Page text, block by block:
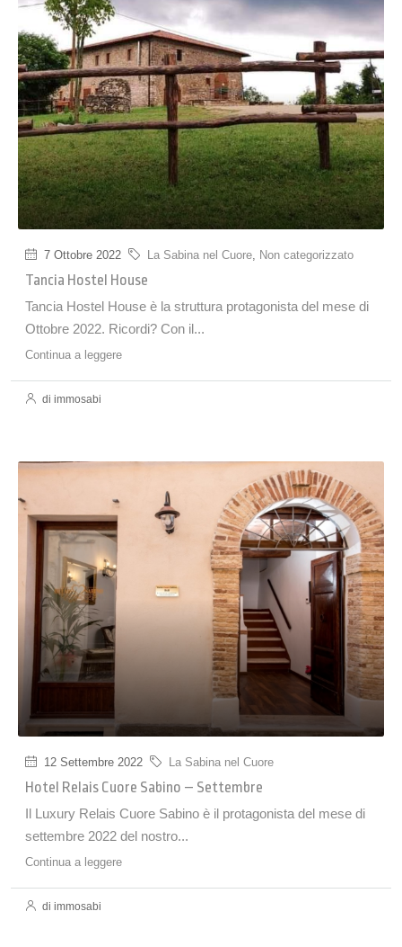
7 Ottobre 2022 La Sabina nel Cuore, Non categorizzato
Tancia Hostel House
Tancia Hostel House è la struttura protagonista del mese di
Ottobre 2022. Ricordi? Con il...
Continua a leggere
di immosabi
12 Settembre 2022 La Sabina nel Cuore
Hotel Relais Cuore Sabino – Settembre
Il Luxury Relais Cuore Sabino è il protagonista del mese di
settembre 2022 del nostro...
Continua a leggere
di immosabi